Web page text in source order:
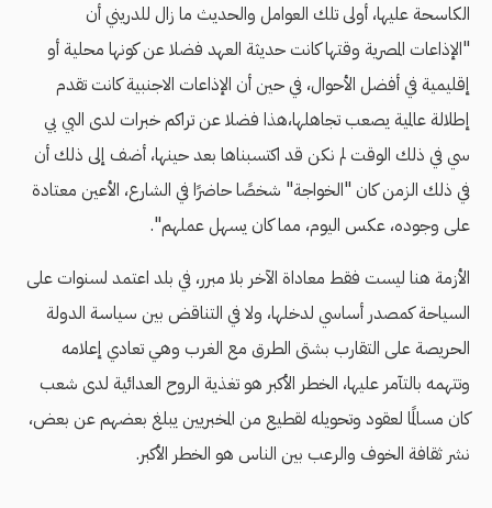
الكاسحة عليها، أولى تلك العوامل والحديث ما زال للدريني أن
"الإذاعات المصرية وقتها كانت حديثة العهد فضلا عن كونها محلية أو
إقليمية في أفضل الأحوال، في حين أن الإذاعات الاجنبية كانت تقدم
إطلالة عالمية يصعب تجاهلها،هذا فضلا عن تراكم خبرات لدى البي بي
سي في ذلك الوقت لم نكن قد اكتسبناها بعد حينها، أضف إلى ذلك أن
في ذلك الزمن كان "الخواجة" شخصًا حاضرًا في الشارع، الأعين معتادة
على وجوده، عكس اليوم، مما كان يسهل عملهم".
الأزمة هنا ليست فقط معاداة الآخر بلا مبرر، في بلد اعتمد لسنوات على
السياحة كمصدر أساسي لدخلها، ولا في التناقض بين سياسة الدولة
الحريصة على التقارب بشتى الطرق مع الغرب وهي تعادي إعلامه
وتتهمه بالتآمر عليها، الخطر الأكبر هو تغذية الروح العدائية لدى شعب
كان مسالمًا لعقود وتحويله لقطيع من المخبريين يبلغ بعضهم عن بعض،
نشر ثقافة الخوف والرعب بين الناس هو الخطر الأكبر.